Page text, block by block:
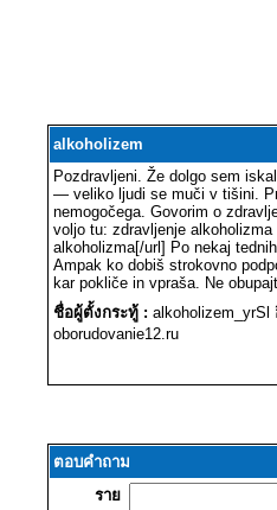
alkoholizem
Pozdravljeni. Že dolgo sem
— veliko ljudi se muči v tišini.
nemogočega. Govorim o
voljo tu: zdravljenje
alkoholizma[/url] Po nekaj
Ampak ko dobiš strokovno
kar pokliče in vpraša. Ne
ชื่อผู้ตั้งกระทู้ : alkoholizem_yrSl
oborudovanie12.ru
ตอบคำถาม
ราย